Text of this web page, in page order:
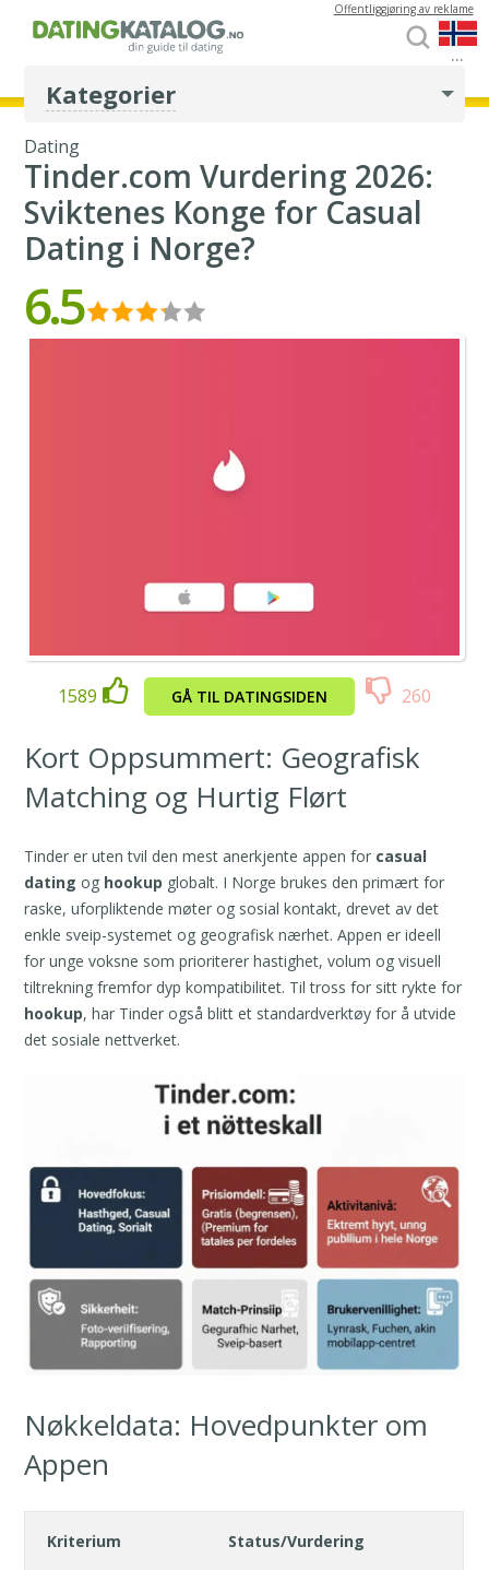
...
Offentliggjøring av reklame
Kategorier
Dating
Tinder.com Vurdering 2026:
Sviktenes Konge for Casual
Dating i Norge?
6.5
1589 GÅ TIL DATINGSIDEN 260
Kort Oppsummert: Geografisk
Matching og Hurtig Flørt
Tinder er uten tvil den mest anerkjente appen for casual
dating og hookup globalt. I Norge brukes den primært for
raske, uforpliktende møter og sosial kontakt, drevet av det
enkle sveip-systemet og geografisk nærhet. Appen er ideell
for unge voksne som prioriterer hastighet, volum og visuell
tiltrekning fremfor dyp kompatibilitet. Til tross for sitt rykte for
hookup, har Tinder også blitt et standardverktøy for å utvide
det sosiale nettverket.
Nøkkeldata: Hovedpunkter om
Appen
Kriterium Status/Vurdering